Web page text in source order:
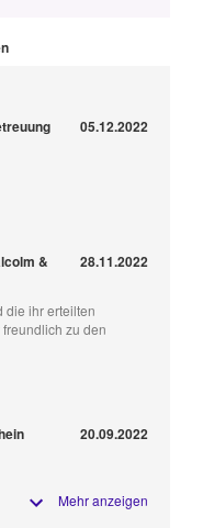
05.12.2022
&
28.11.2022
die ihr erteilten
zu den
20.09.2022
Mehr anzeigen